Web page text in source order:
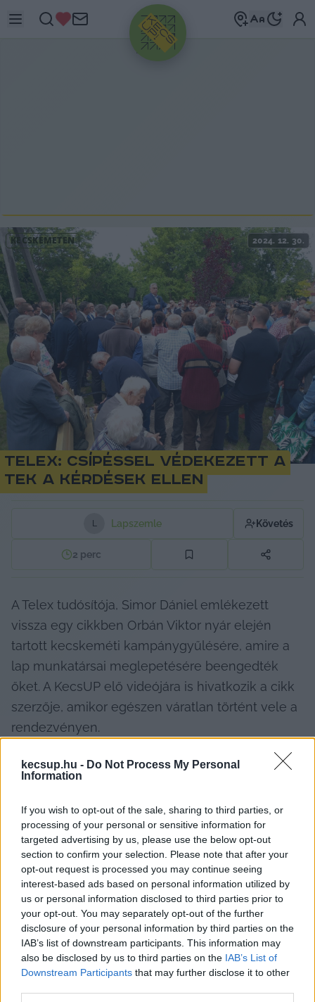
kecsup.hu - Do Not Process My Personal
Information
If you wish to opt-out of the sale, sharing to third parties, or
processing of your personal or sensitive information for
targeted advertising by us, please use the below opt-out
section to confirm your selection. Please note that after your
opt-out request is processed you may continue seeing
interest-based ads based on personal information utilized by
us or personal information disclosed to third parties prior to
your opt-out. You may separately opt-out of the further
disclosure of your personal information by third parties on the
IAB’s list of downstream participants. This information may
also be disclosed by us to third parties on the IAB’s List of
Downstream Participants that may further disclose it to other
HIRDETÉS
KECSKEMÉTEN 2024. 12. 30.
Telex: Csípéssel védekezett a
TEK a kérdések ellen
L Lapszemle Követés
2 perc
A Telex tudósítója, Simor Dániel emlékezett
vissza egy cikkben Orbán Viktor nyár elején
tartott kecskeméti kampánygyűlésére, amire a
lap munkatársai meglepetésére beengedték
őket. A KecsUP elő videójára is hivatkozik a cikk
szerzője, amikor egészen váratlan történt vele a
rendezvényen.
A Telex stábja próbált minél közelebb kerülni a
már távozóban lévő miniszterelnökhöz, hogy
így írnak erről:
„A rajongó, hömpölygő tömegben lassan halad
kifelé a miniszterelnök. Támogató szavak, szelfik,
kézfogások kísérik az útján. Na, meg 6–8 civil
ruhás, de jól felismerhető TEK-es, akik közül
általában 2–3-nak az a feladata, hogy engem és
az operatőr kollégámat tisztes távolban tartsa az